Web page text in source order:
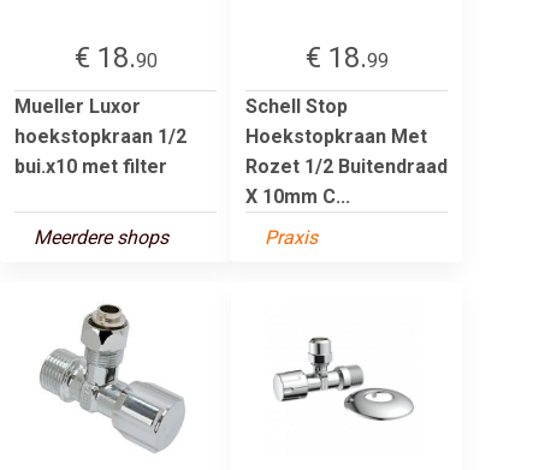
€ 18.90
Mueller Luxor
hoekstopkraan 1/2
bui.x10 met filter
Meerdere shops
€ 18.99
Schell Stop
Hoekstopkraan Met
Rozet 1/2 Buitendraad
X 10mm C...
Praxis